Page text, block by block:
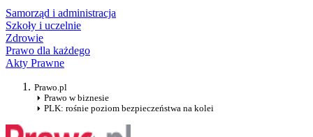
Samorząd i administracja
Szkoły i uczelnie
Zdrowie
Prawo dla każdego
Akty Prawne
Prawo.pl
Prawo w biznesie
PLK: rośnie poziom bezpieczeństwa na kolei